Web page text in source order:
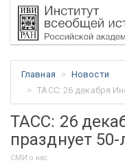
Главная
Новости
ТАСС: 26 декабря
ТАСС: 26
празднует
СМИ о нас